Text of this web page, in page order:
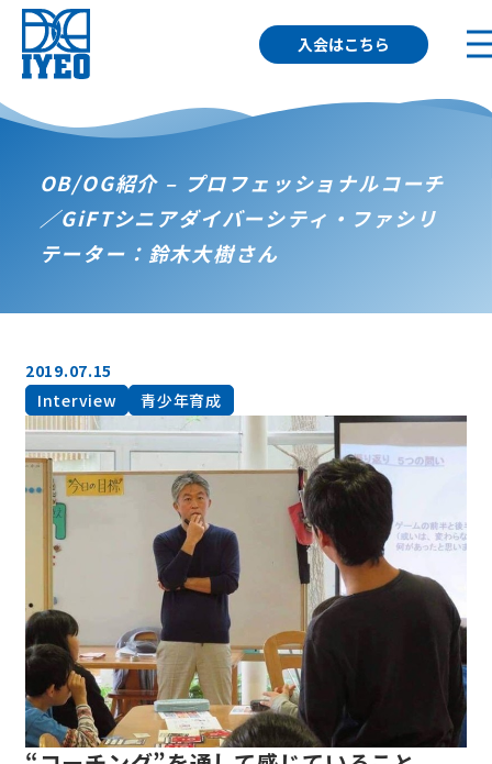
入会はこちら
OB/OG紹介 – プロフェッショナルコーチ
／GiFTシニアダイバーシティ・ファシリ
テーター：鈴木大樹さん
2019.07.15
Interview
青少年育成